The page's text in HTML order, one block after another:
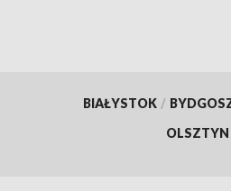
BIAŁYSTOK /
OLSZTYN